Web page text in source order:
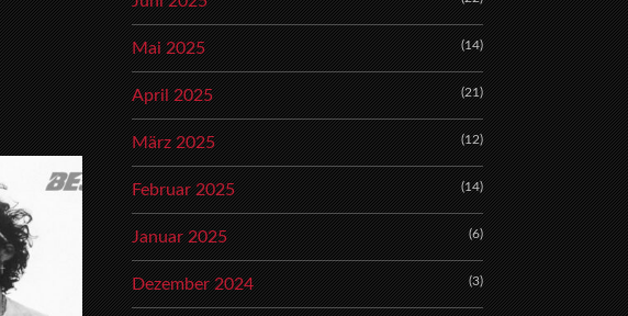
Mai 2025 (14)
April 2025 (21)
März 2025 (12)
Februar 2025 (14)
Januar 2025 (6)
Dezember 2024 (3)